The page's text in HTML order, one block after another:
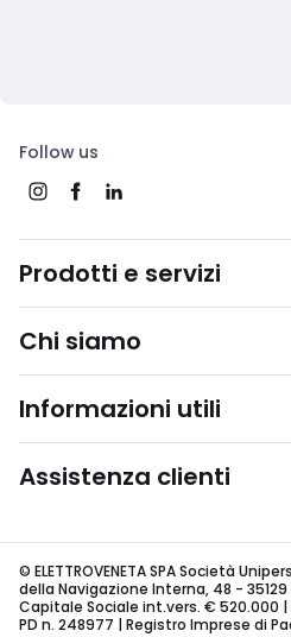
Follow us
Prodotti e servizi
Chi siamo
Informazioni utili
Assistenza clienti
© ELETTROVENETA SPA Società
della Navigazione Interna, 48 - 35129
Capitale Sociale int.vers. € 520.000 |
PD n. 248977 | Registro Imprese di